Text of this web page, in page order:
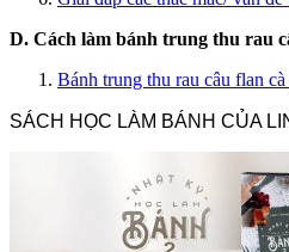
D. Cách làm bánh trung thu rau
Bánh trung thu rau câu flan cà
SÁCH HỌC LÀM BÁNH CỦA